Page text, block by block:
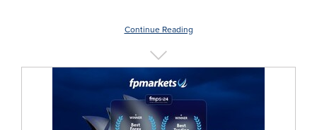
Continue Reading